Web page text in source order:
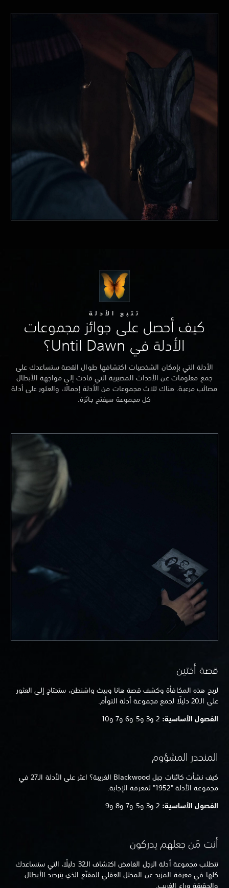
تتبع الأدلة
كيف أحصل على جوائز مجموعات
الأدلة في Until Dawn؟
الأدلة التي بإمكان الشخصيات اكتشافها طوال القصة ستساعدك على
جمع معلومات عن الأحداث المصيرية التي قادت إلى مواجهة الأبطال
مصائب مرعبة. هناك ثلاث مجموعات من الأدلة إجمالًا، والعثور على أدلة
كل مجموعة سيفتح جائزة.
قصة أختين
لربح هذه المكافأة وكشف قصة هانا وبيث واشنطن، ستحتاج إلى العثور
على الـ20 دليلًا لجمع مجموعة أدلة التوأم.
الفصول الأساسية:2 و3 و5 و6 و7 و10
المنحدر المشؤوم
كيف نشأت كائنات جبل Blackwood الغريبة؟ اعثر على الأدلة الـ27 في
مجموعة الأدلة "1952" لمعرفة الإجابة.
الفصول الأساسية:2 و3 و5 و7 و8 و9
أنت مَن جعلهم يدركون
تتطلب مجموعة أدلة الرجل الغامض اكتشاف الـ32 دليلًا، التي ستساعدك
كلها في معرفة المزيد عن المختل العقلي المقنّع الذي يترصد الأبطال
والحقيقة وراء الغريب.